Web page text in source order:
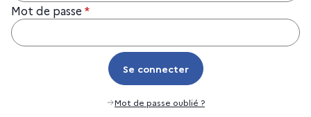
Mot de passe *
Se connecter
Se connecter
Mot de passe oublié ?